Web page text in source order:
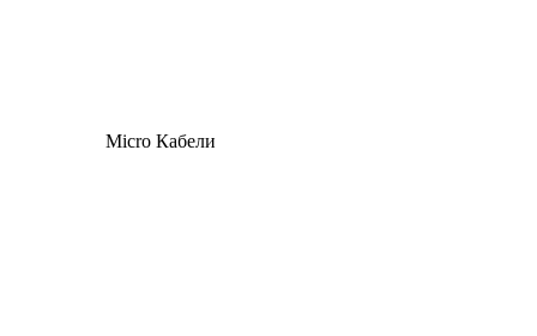
Micro Кабели